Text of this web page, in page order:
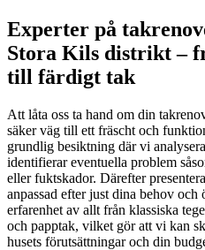
Experter på
Stora Kils distrikt –
till färdigt tak
Att låta oss ta hand om din
säker väg till ett fräscht och
grundlig besiktning där vi
identifierar eventuella problem
eller fuktskador. Därefter
anpassad efter just dina behov och
erfarenhet av allt från klassiska
och papptak, vilket gör att vi kan
husets förutsättningar och din